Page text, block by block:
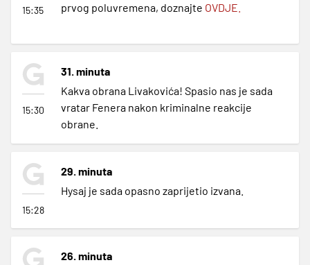
15:35
prvog poluvremena, doznajte OVDJE.
15:30
31. minuta
Kakva obrana Livakovića! Spasio nas je sada
vratar Fenera nakon kriminalne reakcije
obrane.
15:28
29. minuta
Hysaj je sada opasno zaprijetio izvana.
26. minuta